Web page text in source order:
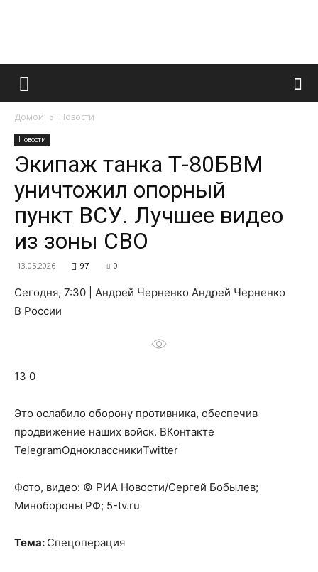
Французский
и
Домой Новости
Новости
Экипаж танка Т-80БВМ
уничтожил опорный
пункт ВСУ. Лучшее видео
из зоны СВО
13.05.2026 97 0
Сегодня, 7:30 | Андрей Черненко Андрей Черненко
В России
13 0
Это ослабило оборону противника, обеспечив
продвижение наших войск. ВКонтакте
TelegramОдноклассникиTwitter
Фото, видео: © РИА Новости/Сергей Бобылев;
Минобороны РФ; 5-tv.ru
Тема: Спецоперация